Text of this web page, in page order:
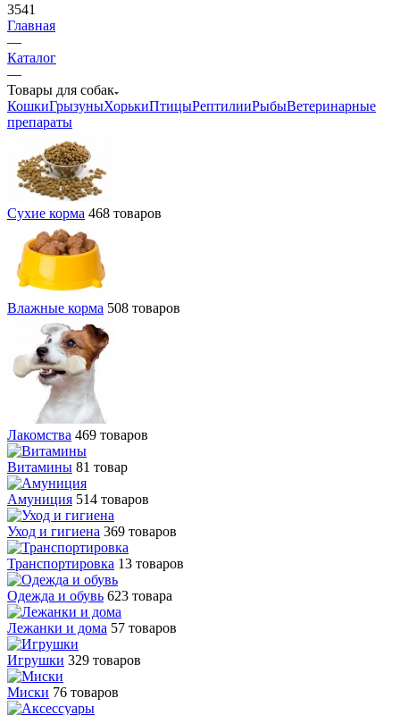
3541
Главная
—
Каталог
—
Товары для собак
КошкиГрызуныХорькиПтицыРептилииРыбыВетеринарные
препараты
Сухие корма 468 товаров
Влажные корма 508 товаров
Лакомства 469 товаров
Витамины 81 товар
Амуниция 514 товаров
Уход и гигиена 369 товаров
Транспортировка 13 товаров
Одежда и обувь 623 товара
Лежанки и дома 57 товаров
Игрушки 329 товаров
Миски 76 товаров